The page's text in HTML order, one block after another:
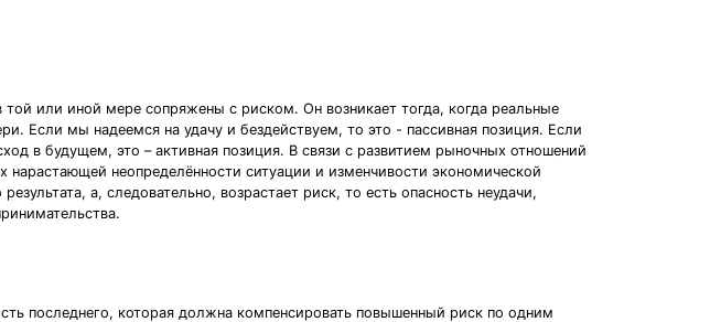
или иной мере сопряжены с риском. Он возникает тогда, когда реальные
Если мы надеемся на удачу и бездействуем, то это - пассивная позиция. Если
в будущем, это – активная позиция. В связи с развитием рыночных отношений
нарастающей неопределённости ситуации и изменчивости экономической
а, следовательно, возрастает риск, то есть опасность неудачи,
последнего, которая должна компенсировать повышенный риск по одним